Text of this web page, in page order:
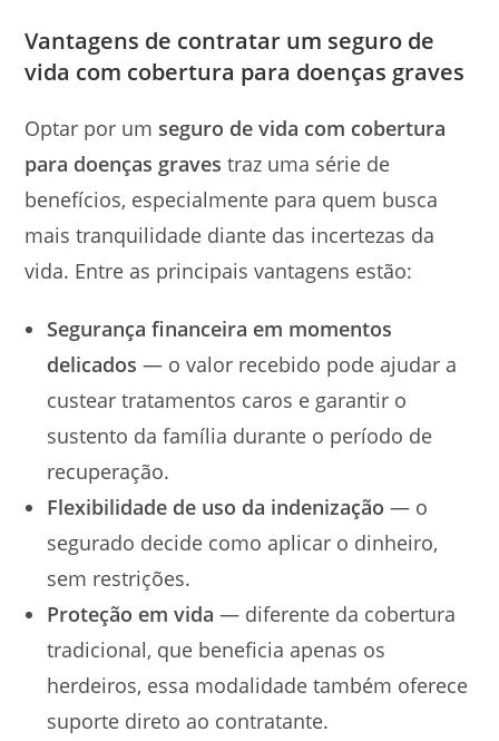
Vantagens de contratar um seguro de
vida com cobertura para doenças graves
Optar por um seguro de vida com cobertura
para doenças graves traz uma série de
benefícios, especialmente para quem busca
mais tranquilidade diante das incertezas da
vida. Entre as principais vantagens estão:
Segurança financeira em momentos
delicados — o valor recebido pode ajudar a
custear tratamentos caros e garantir o
sustento da família durante o período de
recuperação.
Flexibilidade de uso da indenização — o
segurado decide como aplicar o dinheiro,
sem restrições.
Proteção em vida — diferente da cobertura
tradicional, que beneficia apenas os
herdeiros, essa modalidade também oferece
suporte direto ao contratante.